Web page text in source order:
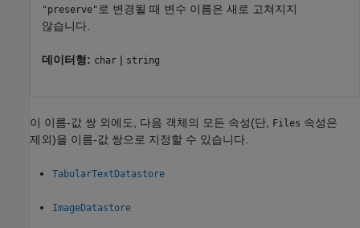
"preserve"로 변경될 때 변수 이름은 새로 고쳐지지
않습니다.
데이터형: char | string
이 이름-값 쌍 외에도, 다음 객체의 모든 속성(단, Files 속성은
제외)을 이름-값 쌍으로 지정할 수 있습니다.
TabularTextDatastore
ImageDatastore